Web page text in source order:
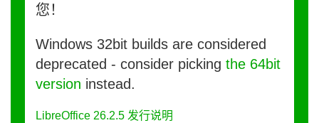
您！
Windows 32bit builds are considered
deprecated - consider picking the 64bit
version instead.
LibreOffice 26.2.5 发行说明